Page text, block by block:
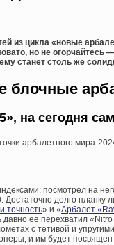
из цикла «новые
но не огорчайтесь
станет столь же
блочные
на сегодня
арбалетного мира-
посмотрел на
долго планку
точность» и «Арбалет
давно ее перехватил
с тетивой и
и им будет